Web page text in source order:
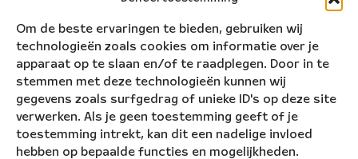
Om de beste ervaringen te bieden, gebruiken wij
technologieën zoals cookies om informatie over je
apparaat op te slaan en/of te raadplegen. Door in te
stemmen met deze technologieën kunnen wij
gegevens zoals surfgedrag of unieke ID's op deze site
verwerken. Als je geen toestemming geeft of je
toestemming intrekt, kan dit een nadelige invloed
hebben op bepaalde functies en mogelijkheden.